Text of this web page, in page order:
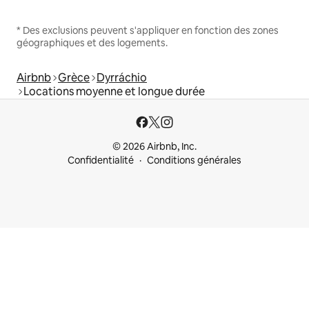
* Des exclusions peuvent s'appliquer en fonction des zones
géographiques et des logements.
Airbnb Grèce Dyrráchio
Locations moyenne et longue durée
© 2026 Airbnb, Inc.
Confidentialité
Conditions générales